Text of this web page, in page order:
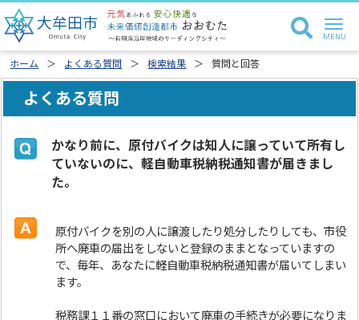
ホーム よくある質問 検索結果 質問と回答
よくある質問
かなり前に、原付バイクは知人に譲っていて所有し
ていないのに、軽自動車税納税通知書が届きまし
た。
原付バイクを別の人に譲渡したり処分したりしても、市役
所へ廃車の届出をしないと登録のままとなっていますの
で、毎年、あなたに軽自動車税納税通知書が届いてしまい
ます。
税務課１１番の窓口において廃車の手続きが必要になりま